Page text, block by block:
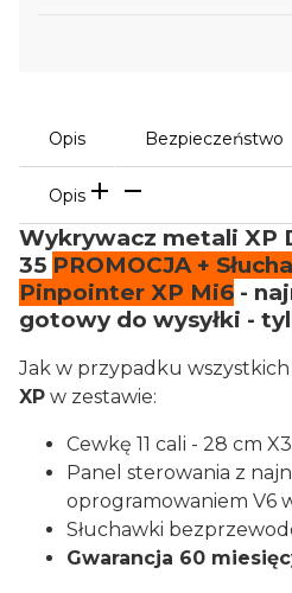
Opis Bezpieczeństwo
Opis
Wykrywacz metali XP
35 PROMOCJA +
Pinpointer XP Mi6 -
gotowy do wysyłki -
Jak w przypadku
XP w zestawie:
Cewkę 11 cali - 28 cm
Panel sterowania z
oprogramowaniem V6
Słuchawki
Gwarancja 60